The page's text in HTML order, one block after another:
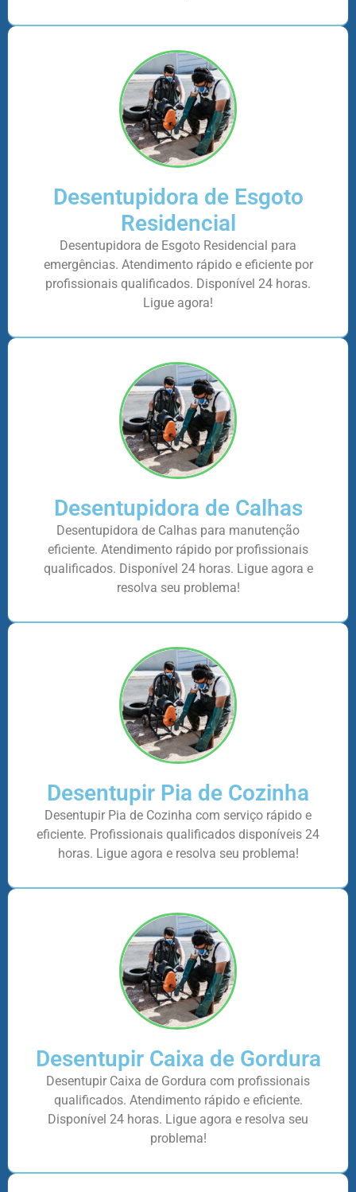
Desentupidora de Esgoto
Residencial
Desentupidora de Esgoto Residencial para
emergências. Atendimento rápido e eficiente por
profissionais qualificados. Disponível 24 horas.
Ligue agora!
Desentupidora de Calhas
Desentupidora de Calhas para manutenção
eficiente. Atendimento rápido por profissionais
qualificados. Disponível 24 horas. Ligue agora e
resolva seu problema!
Desentupir Pia de Cozinha
Desentupir Pia de Cozinha com serviço rápido e
eficiente. Profissionais qualificados disponíveis 24
horas. Ligue agora e resolva seu problema!
Desentupir Caixa de Gordura
Desentupir Caixa de Gordura com profissionais
qualificados. Atendimento rápido e eficiente.
Disponível 24 horas. Ligue agora e resolva seu
problema!